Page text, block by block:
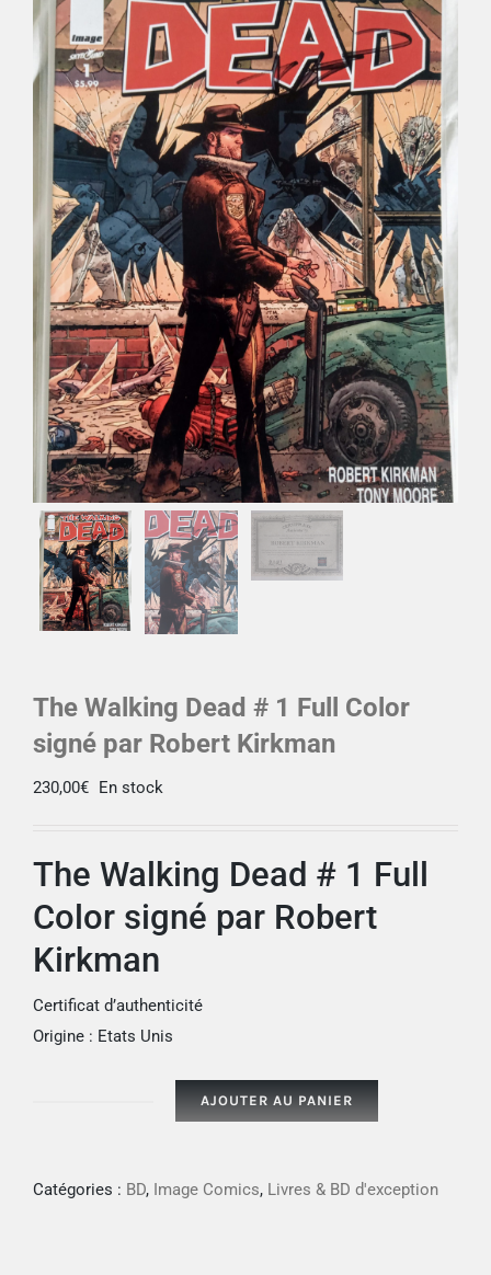
Déco
Pub
Livres & BD
Jeux & Jouets
Son & Cinéma
Singularités
The Walking Dead # 1 Full Color
signé par Robert Kirkman
230,00€ En stock
The Walking Dead # 1 Full
Color signé par Robert
Kirkman
Certificat d’authenticité
Origine : Etats Unis
AJOUTER AU PANIER
Catégories : BD, Image Comics, Livres & BD d'exception